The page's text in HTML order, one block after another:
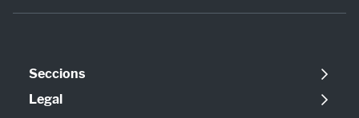
Seccions
Política
Legal